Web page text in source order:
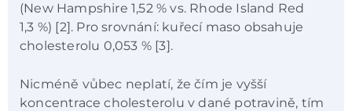
(New Hampshire 1,52 % vs. Rhode Island Red
1,3 %) [2]. Pro srovnání: kuřecí maso obsahuje
cholesterolu 0,053 % [3].
Nicméně vůbec neplatí, že čím je vyšší
koncentrace cholesterolu v dané potravině, tím